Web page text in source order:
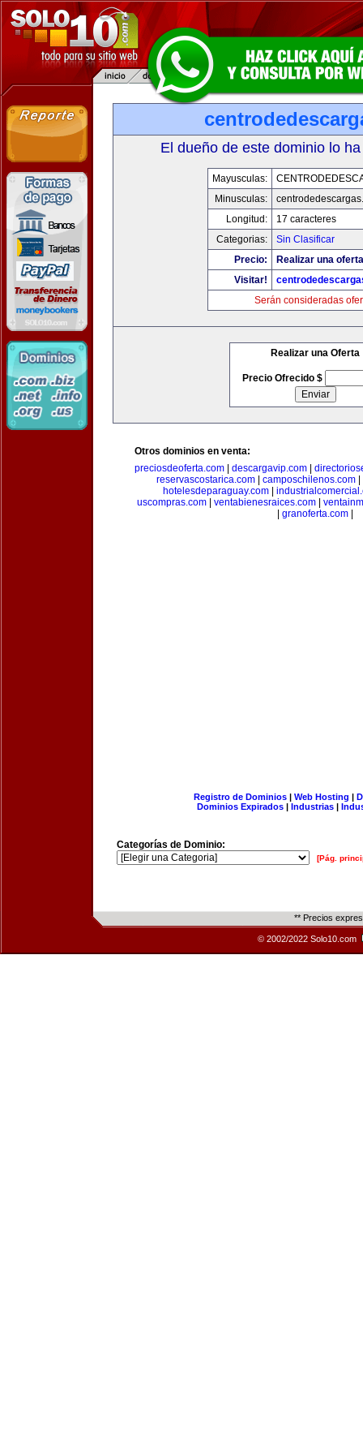
El dueño de este dominio lo
Mayusculas:
Minusculas:
Longitud:
17 caracteres
Categorias:
Sin Clasificar
Precio:
Realizar una
Visitar!
Serán consideradas
Realizar una Oferta
Precio Ofrecido $
Otros dominios en venta:
preciosdeoferta.com
descargavip.com
reservascostarica.com
camposchilenos.com
hotelesdeparaguay.com|
uscompras.com| ventabienesraices.com|
granoferta.com
Registro de Dominios| Web Hosting |
Dominios Expirados | Industrias |
Categorías de Dominio:
[Pág.
** Precios
© 2002/2022 Solo10.com